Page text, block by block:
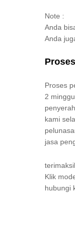
Note :
Anda
Anda
Proses
2
kami
jasa
Klik
hubungi